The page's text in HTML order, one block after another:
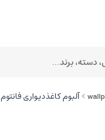
آلبوم کاغذدیواری فانتوم 6088 PHANTOM
برند...